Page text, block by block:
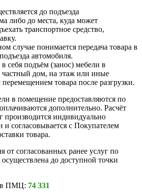
до подъезда
либо до места, куда может
транспортное средство,
случае понимается передача товара в
автомобиля.
себя подъём (занос) мебели в
частный дом, на этаж или иные
перемещением товара после разгрузки.
в помещение предоставляются по
дополнительно. Расчёт
производится индивидуально
согласовывается с Покупателем
товара.
от согласованных ранее услуг по
осуществлена до доступной точки
ПМЦ: 74 331